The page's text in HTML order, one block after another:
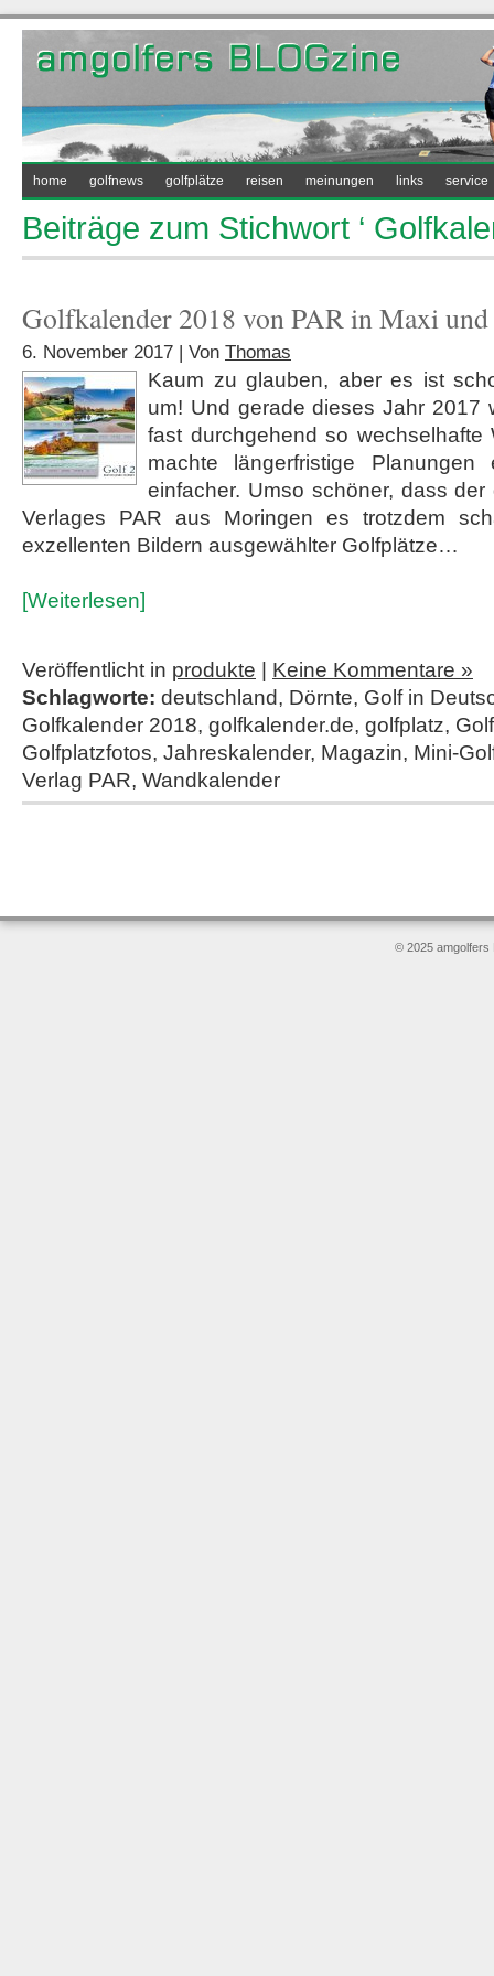
home golfnews golfplätze reisen meinungen links service
Beiträge zum Stichwort ‘
Golfkalender 2018 von PAR in Maxi
6. November 2017 | Von Thomas
Kaum zu glauben, aber es ist
um! Und gerade dieses Jahr 2017
fast durchgehend so wechselhafte
machte längerfristige
einfacher. Umso schöner, dass
Verlages PAR aus Moringen es trotzdem
exzellenten Bildern ausgewählter Golfplätze…
[Weiterlesen]
Veröffentlicht in produkte
Keine Kommentare »
Schlagworte: deutschland, Dörnte, Golf in
Golfkalender 2018, golfkalender.de, golfplatz,
Golfplatzfotos, Jahreskalender, Magazin, Mini-
Verlag PAR, Wandkalender
© 2025